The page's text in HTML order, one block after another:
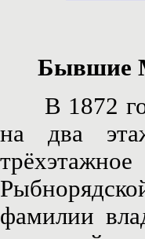
Бывшие
В 1872
на два
фамилии